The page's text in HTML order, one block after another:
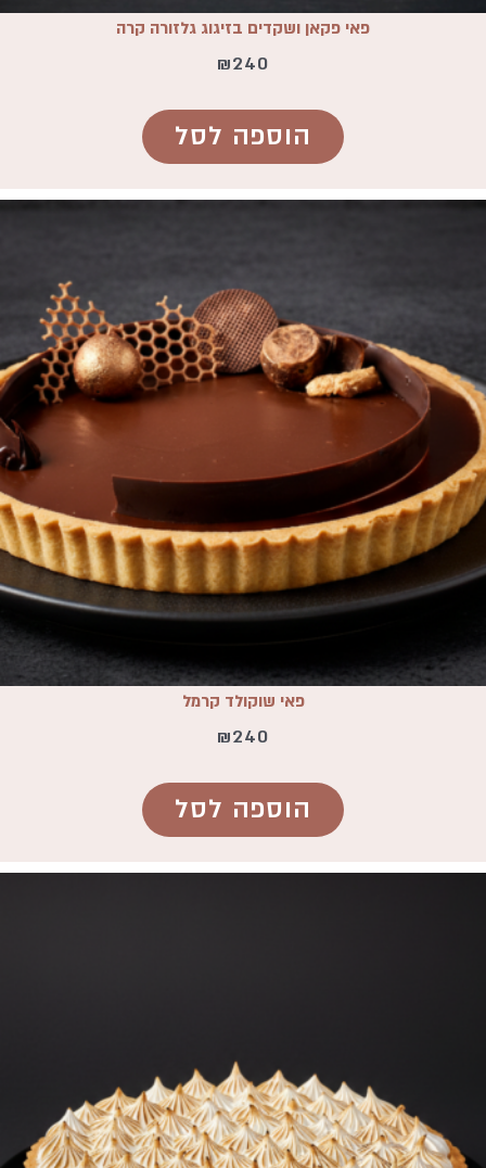
פאי פקאן ושקדים בזיגוג גלזורה קרה
₪240
הוספה לסל
פאי שוקולד קרמל
₪240
הוספה לסל